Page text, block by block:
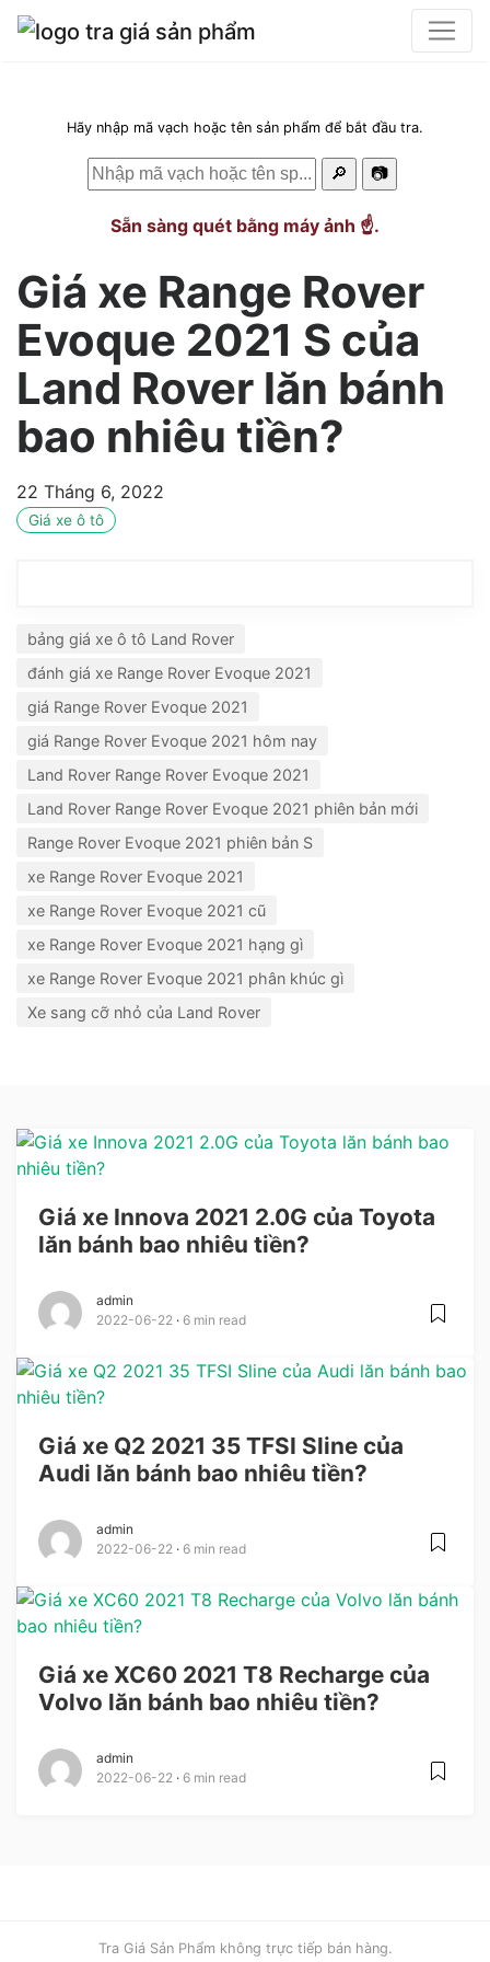
Hãy nhập mã vạch hoặc tên sản phẩm để bắt đầu tra.
🔎 📷
Sẵn sàng quét bằng máy ảnh ☝️.
Giá xe Range Rover
Evoque 2021 S của
Land Rover lăn bánh
bao nhiêu tiền?
22 Tháng 6, 2022
Giá xe ô tô
bảng giá xe ô tô Land Rover
đánh giá xe Range Rover Evoque 2021
giá Range Rover Evoque 2021
giá Range Rover Evoque 2021 hôm nay
Land Rover Range Rover Evoque 2021
Land Rover Range Rover Evoque 2021 phiên bản mới
Range Rover Evoque 2021 phiên bản S
xe Range Rover Evoque 2021
xe Range Rover Evoque 2021 cũ
xe Range Rover Evoque 2021 hạng gì
xe Range Rover Evoque 2021 phân khúc gì
Xe sang cỡ nhỏ của Land Rover
Giá xe Innova 2021 2.0G của Toyota
lăn bánh bao nhiêu tiền?
admin
2022-06-22
6 min read
Giá xe Q2 2021 35 TFSI Sline của
Audi lăn bánh bao nhiêu tiền?
admin
2022-06-22
6 min read
Giá xe XC60 2021 T8 Recharge của
Volvo lăn bánh bao nhiêu tiền?
admin
2022-06-22
6 min read
Tra Giá Sản Phẩm không trực tiếp bán hàng.